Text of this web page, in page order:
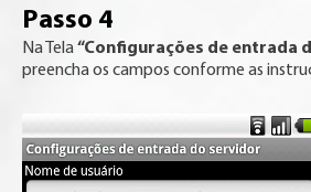
Passo 4
Na Tela“Configurações de entrada
preencha os campos conforme as